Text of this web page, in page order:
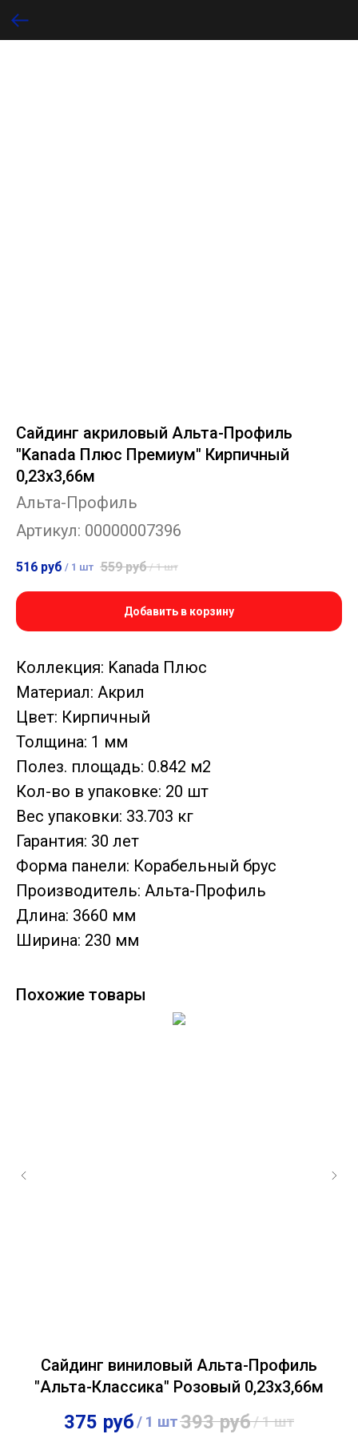
Сайдинг акриловый Альта-Профиль
"Kanada Плюс Премиум" Кирпичный
0,23х3,66м
Альта-Профиль
Артикул: 00000007396
516 руб / 1 шт 559 руб / 1 шт
Добавить в корзину
Коллекция: Kanada Плюс
Материал: Акрил
Цвет: Кирпичный
Толщина: 1 мм
Полез. площадь: 0.842 м2
Кол-во в упаковке: 20 шт
Вес упаковки: 33.703 кг
Гарантия: 30 лет
Форма панели: Корабельный брус
Производитель: Альта-Профиль
Длина: 3660 мм
Ширина: 230 мм
Похожие товары
Сайдинг виниловый Альта-Профиль
"Альта-Классика" Розовый 0,23х3,66м
375 руб/ 1 шт393 руб/1 шт